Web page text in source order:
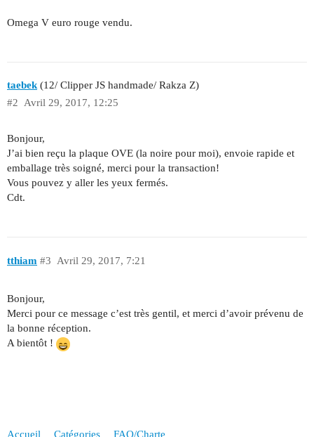
Omega V euro rouge vendu.
taebek(12/ Clipper JS handmade/ Rakza Z)
Avril 29, 2017, 12:25
#2
Bonjour,
J’ai bien reçu la plaque OVE (la noire pour moi), envoie rapide et
emballage très soigné, merci pour la transaction!
Vous pouvez y aller les yeux fermés.
Cdt.
tthiam Avril 29, 2017, 7:21
#3
Bonjour,
Merci pour ce message c’est très gentil, et merci d’avoir prévenu de
la bonne réception.
A bientôt !
Accueil Catégories FAQ/Charte